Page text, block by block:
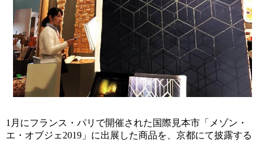
1月にフランス・パリで開催された国際見本市「メゾン・
エ・オブジェ2019」に出展した商品を、京都にて披露する